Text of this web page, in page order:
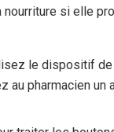
si elle
le dispositif
au pharmacien